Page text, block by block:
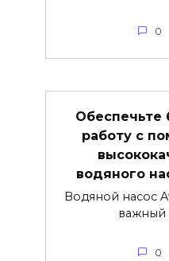
0
Обеспечьте
работу с
водяного
Водяной насос
важный
0